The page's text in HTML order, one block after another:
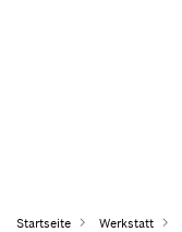
Startseite Werkstatt